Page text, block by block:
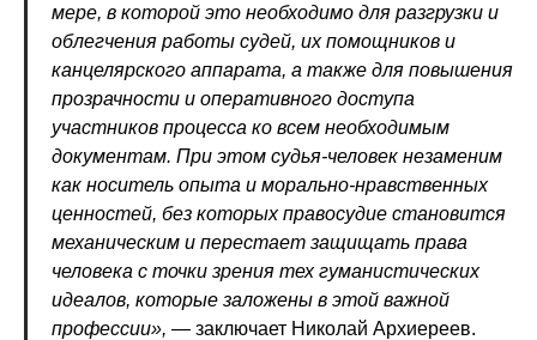
мере, в которой это необходимо для разгрузки и
облегчения работы судей, их помощников и
канцелярского аппарата, а также для повышения
прозрачности и оперативного доступа
участников процесса ко всем необходимым
документам. При этом судья-человек незаменим
как носитель опыта и морально-нравственных
ценностей, без которых правосудие становится
механическим и перестает защищать права
человека с точки зрения тех гуманистических
идеалов, которые заложены в этой важной
профессии», — заключает Николай Архиереев.